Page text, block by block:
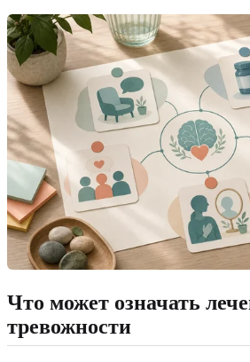
Что может означать
тревожности